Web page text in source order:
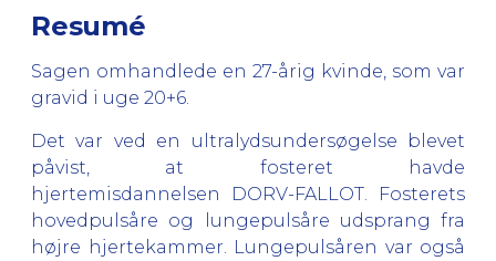
Resumé
Sagen omhandlede en 27-årig kvinde, som var
gravid i uge 20+6.
Det var ved en ultralydsundersøgelse blevet
påvist, at fosteret havde
hjertemisdannelsen DORV-FALLOT. Fosterets
hovedpulsåre og lungepulsåre udsprang fra
højre hjertekammer. Lungepulsåren var også